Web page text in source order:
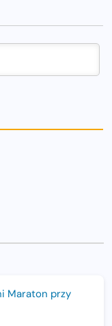
Maraton przy